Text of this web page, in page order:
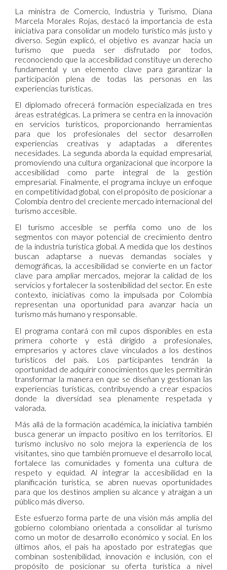
La ministra de Comercio, Industria y Turismo, Diana
Marcela Morales Rojas, destacó la importancia de esta
iniciativa para consolidar un modelo turístico más justo y
diverso. Según explicó, el objetivo es avanzar hacia un
turismo que pueda ser disfrutado por todos,
reconociendo que la accesibilidad constituye un derecho
fundamental y un elemento clave para garantizar la
participación plena de todas las personas en las
experiencias turísticas.
El diplomado ofrecerá formación especializada en tres
áreas estratégicas. La primera se centra en la innovación
en servicios turísticos, proporcionando herramientas
para que los profesionales del sector desarrollen
experiencias creativas y adaptadas a diferentes
necesidades. La segunda aborda la equidad empresarial,
promoviendo una cultura organizacional que incorpore la
accesibilidad como parte integral de la gestión
empresarial. Finalmente, el programa incluye un enfoque
en competitividad global, con el propósito de posicionar a
Colombia dentro del creciente mercado internacional del
turismo accesible.
El turismo accesible se perfila como uno de los
segmentos con mayor potencial de crecimiento dentro
de la industria turística global. A medida que los destinos
buscan adaptarse a nuevas demandas sociales y
demográficas, la accesibilidad se convierte en un factor
clave para ampliar mercados, mejorar la calidad de los
servicios y fortalecer la sostenibilidad del sector. En este
contexto, iniciativas como la impulsada por Colombia
representan una oportunidad para avanzar hacia un
turismo más humano y responsable.
El programa contará con mil cupos disponibles en esta
primera cohorte y está dirigido a profesionales,
empresarios y actores clave vinculados a los destinos
turísticos del país. Los participantes tendrán la
oportunidad de adquirir conocimientos que les permitirán
transformar la manera en que se diseñan y gestionan las
experiencias turísticas, contribuyendo a crear espacios
donde la diversidad sea plenamente respetada y
valorada.
Más allá de la formación académica, la iniciativa también
busca generar un impacto positivo en los territorios. El
turismo inclusivo no solo mejora la experiencia de los
visitantes, sino que también promueve el desarrollo local,
fortalece las comunidades y fomenta una cultura de
respeto y equidad. Al integrar la accesibilidad en la
planificación turística, se abren nuevas oportunidades
para que los destinos amplíen su alcance y atraigan a un
público más diverso.
Este esfuerzo forma parte de una visión más amplia del
gobierno colombiano orientada a consolidar al turismo
como un motor de desarrollo económico y social. En los
últimos años, el país ha apostado por estrategias que
combinan sostenibilidad, innovación e inclusión, con el
propósito de posicionar su oferta turística a nivel